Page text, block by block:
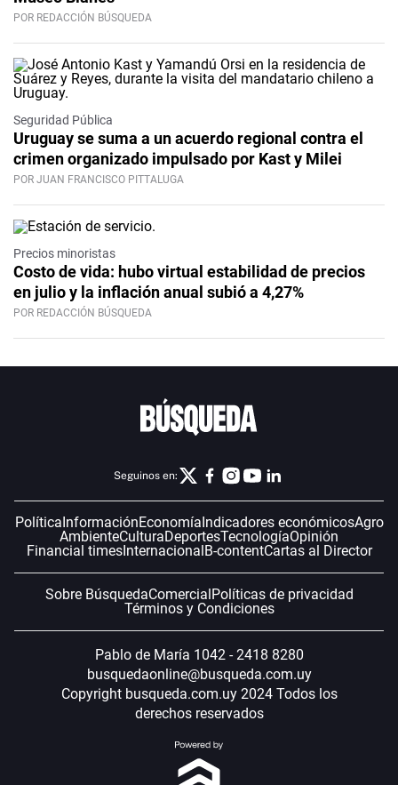
POR REDACCIÓN BÚSQUEDA
Seguridad Pública
Uruguay se suma a un acuerdo regional contra el
crimen organizado impulsado por Kast y Milei
POR JUAN FRANCISCO PITTALUGA
Precios minoristas
Costo de vida: hubo virtual estabilidad de precios
en julio y la inflación anual subió a 4,27%
POR REDACCIÓN BÚSQUEDA
Seguinos en:
PolíticaInformaciónEconomíaIndicadores económicosAgro
AmbienteCulturaDeportesTecnologíaOpinión
Financial timesInternacionalB-contentCartas al Director
Sobre BúsquedaComercialPolíticas de privacidad
Términos y Condiciones
Pablo de María 1042 - 2418 8280
busquedaonline@busqueda.com.uy
Copyright busqueda.com.uy 2024 Todos los
derechos reservados